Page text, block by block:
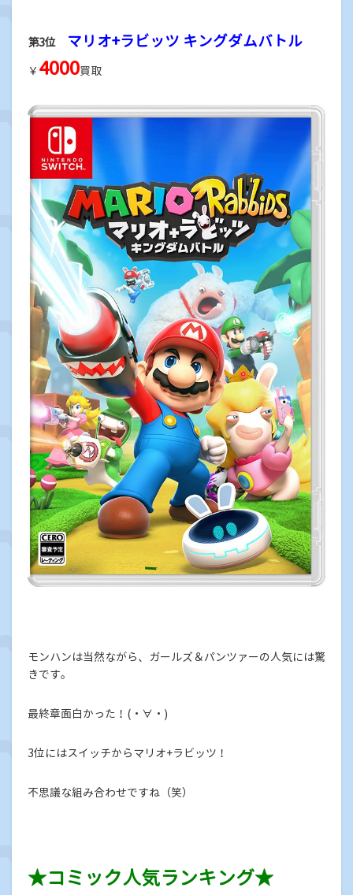
第3位 マリオ+ラビッツ キングダムバトル
￥ 4000買取
モンハンは当然ながら、ガールズ＆パンツァーの人気には驚
きです。
最終章面白かった！(・∀・)
3位にはスイッチからマリオ+ラビッツ！
不思議な組み合わせですね（笑）
★コミック人気ランキング★